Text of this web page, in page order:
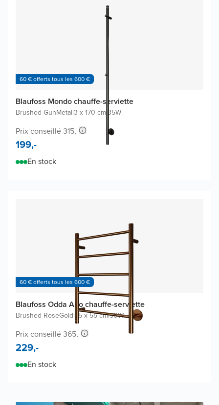
60 € offerts tous les 600 €
Blaufoss Mondo chauffe-serviette
Brushed GunMetal|3 x 170 cm 35W
Prix conseillé 315,-
199,-
En stock
60 € offerts tous les 600 €
Blaufoss Odda Alto chauffe-serviette
Brushed RoseGold|75 x 55 cm|50W
Prix conseillé 365,-
229,-
En stock